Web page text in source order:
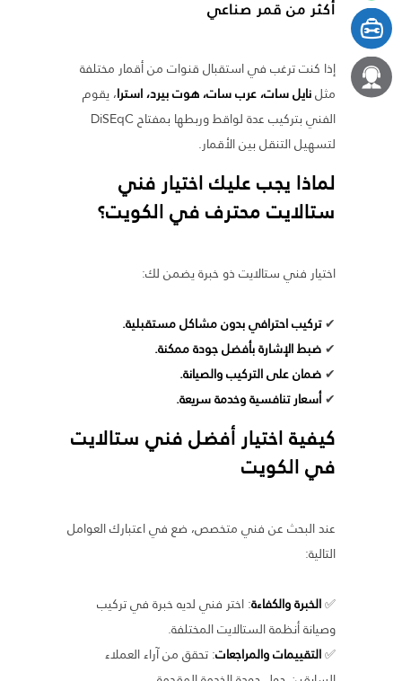
أكثر من قمر صناعي
إذا كنت ترغب في استقبال قنوات من أقمار مختلفة
مثلنايل سات، عرب سات، هوت بيرد، استرا، يقوم
الفني بتركيب عدة لواقط وربطها بمفتاح DiSEqC
لتسهيل التنقل بين الأقمار.
لماذا يجب عليك اختيار فني
ستالايت محترف في الكويت؟
اختيار فني ستالايت ذو خبرة يضمن لك:
✔تركيب احترافي بدون مشاكل مستقبلية.
✔ضبط الإشارة بأفضل جودة ممكنة.
✔ضمان على التركيب والصيانة.
✔أسعار تنافسية وخدمة سريعة.
كيفية اختيار أفضل فني ستالايت
في الكويت
عند البحث عن فني متخصص، ضع في اعتبارك العوامل
التالية:
✅الخبرة والكفاءة: اختر فني لديه خبرة في تركيب
وصيانة أنظمة الستالايت المختلفة.
✅التقييمات والمراجعات: تحقق من آراء العملاء